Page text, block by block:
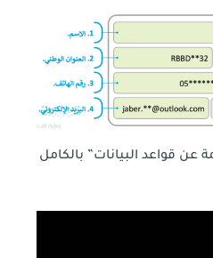
قواعد البيانات” بالكامل